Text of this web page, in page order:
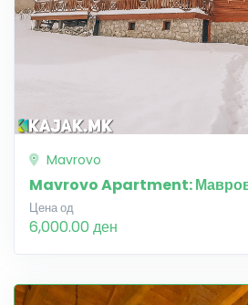
Mavrovo
Mavrovo Apartment:
Цена од
6,000.00 ден